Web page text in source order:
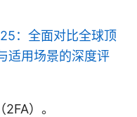
：全面对比全球顶
适用场景的深度评
）。